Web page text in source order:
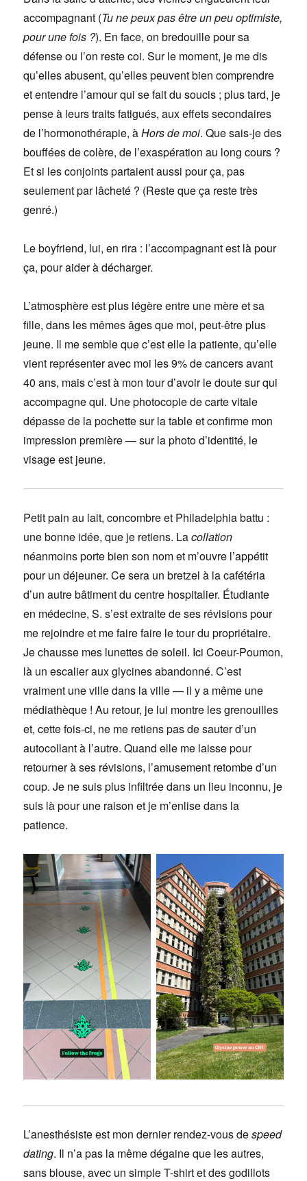
accompagnant (Tu ne peux pas être un peu optimiste,
pour une fois ?). En face, on bredouille pour sa
défense ou l’on reste coi. Sur le moment, je me dis
qu’elles abusent, qu’elles peuvent bien comprendre
et entendre l’amour qui se fait du soucis ; plus tard, je
pense à leurs traits fatigués, aux effets secondaires
de l’hormonothérapie, àHors de moi. Que sais-je des
bouffées de colère, de l’exaspération au long cours ?
Et si les conjoints partaient aussi pour ça, pas
seulement par lâcheté ? (Reste que ça reste très
genré.)
Le boyfriend, lui, en rira : l’accompagnant est là pour
ça, pour aider à décharger.
L’atmosphère est plus légère entre une mère et sa
fille, dans les mêmes âges que moi, peut-être plus
jeune. Il me semble que c’est elle la patiente, qu’elle
vient représenter avec moi les 9% de cancers avant
40 ans, mais c’est à mon tour d’avoir le doute sur qui
accompagne qui. Une photocopie de carte vitale
dépasse de la pochette sur la table et confirme mon
impression première — sur la photo d’identité, le
visage est jeune.
Petit pain au lait, concombre et Philadelphia battu :
une bonne idée, que je retiens. Lacollation
néanmoins porte bien son nom et m’ouvre l’appétit
pour un déjeuner. Ce sera un bretzel à la cafétéria
d’un autre bâtiment du centre hospitalier. Étudiante
en médecine, S. s’est extraite de ses révisions pour
me rejoindre et me faire faire le tour du propriétaire.
Je chausse mes lunettes de soleil. Ici Coeur-Poumon,
là un escalier aux glycines abandonné. C’est
vraiment une ville dans la ville — il y a même une
médiathèque ! Au retour, je lui montre les grenouilles
et, cette fois-ci, ne me retiens pas de sauter d’un
autocollant à l’autre. Quand elle me laisse pour
retourner à ses révisions, l’amusement retombe d’un
coup. Je ne suis plus infiltrée dans un lieu inconnu, je
suis là pour une raison et je m’enlise dans la
patience.
L’anesthésiste est mon dernier rendez-vous despeed
dating. Il n’a pas la même dégaine que les autres,
sans blouse, avec un simple T-shirt et des godillots